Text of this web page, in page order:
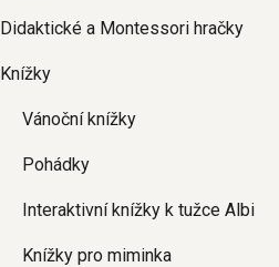
Didaktické a Montessori hračky
Knížky
Vánoční knížky
Pohádky
Interaktivní knížky k tužce Albi
Knížky pro miminka